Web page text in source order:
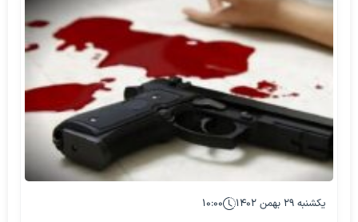
یکشنبه ۲۹ بهمن ۱۴۰۲ ۱۰:۰۰